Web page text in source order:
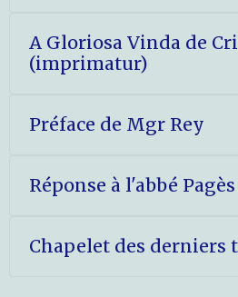
A Gloriosa Vinda de
(imprimatur)
Préface de Mgr Rey
Réponse à l'abbé Pagès
Chapelet des derniers